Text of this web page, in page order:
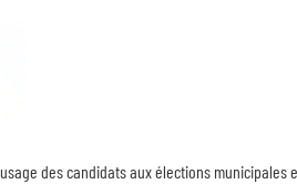
des candidats aux élections municipales